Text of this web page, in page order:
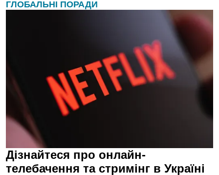
ГЛОБАЛЬНІ ПОРАДИ
Дізнайтеся про онлайн-
телебачення та стримінг в Україні